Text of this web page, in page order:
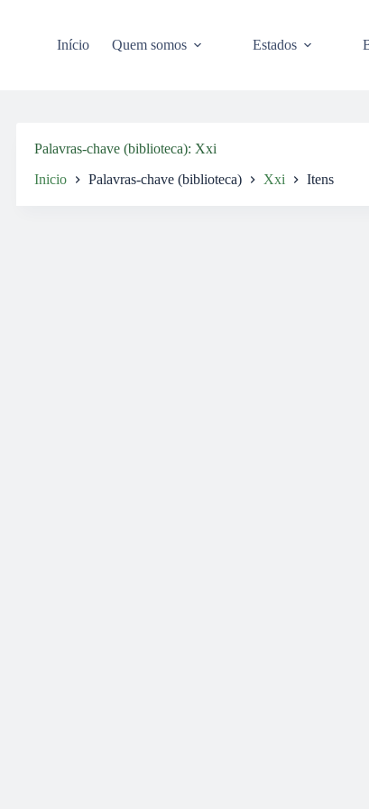
Início Quem somos Estados
Palavras-chave (biblioteca) Xxi
Inicio Palavras-chave (biblioteca) Xxi Itens